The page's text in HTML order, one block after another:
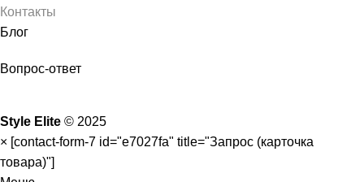
Контакты
Блог
Вопрос-ответ
Style Elite © 2025
× [contact-form-7 id="e7027fa" title="Запрос (карточка
товара)"]